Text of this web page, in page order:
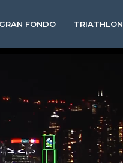
GRAN FONDO TRIATHLON